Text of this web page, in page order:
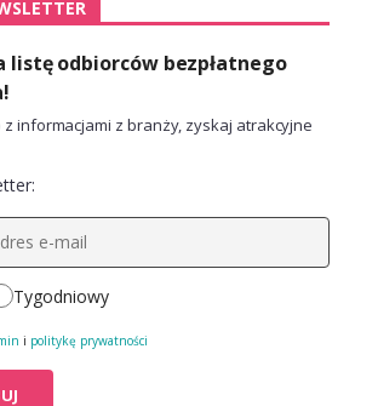
listę odbiorców bezpłatnego
z informacjami z branży, zyskaj atrakcyjne
Tygodniowy
i politykę prywatności